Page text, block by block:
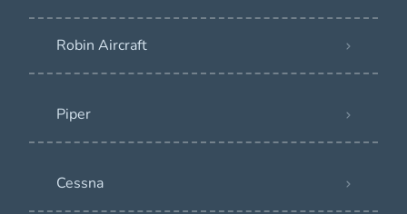
Robin Aircraft
Piper
Cessna